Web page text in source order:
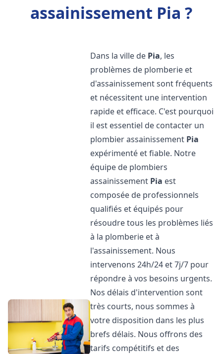
assainissement Pia ?
Dans la ville de Pia, les
problèmes de plomberie et
d'assainissement sont fréquents
et nécessitent une intervention
rapide et efficace. C'est pourquoi
il est essentiel de contacter un
plombier assainissement Pia
expérimenté et fiable. Notre
équipe de plombiers
assainissement Pia est
composée de professionnels
qualifiés et équipés pour
résoudre tous les problèmes liés
à la plomberie et à
l'assainissement. Nous
intervenons 24h/24 et 7j/7 pour
répondre à vos besoins urgents.
Nos délais d'intervention sont
très courts, nous sommes à
votre disposition dans les plus
brefs délais. Nous offrons des
tarifs compétitifs et des